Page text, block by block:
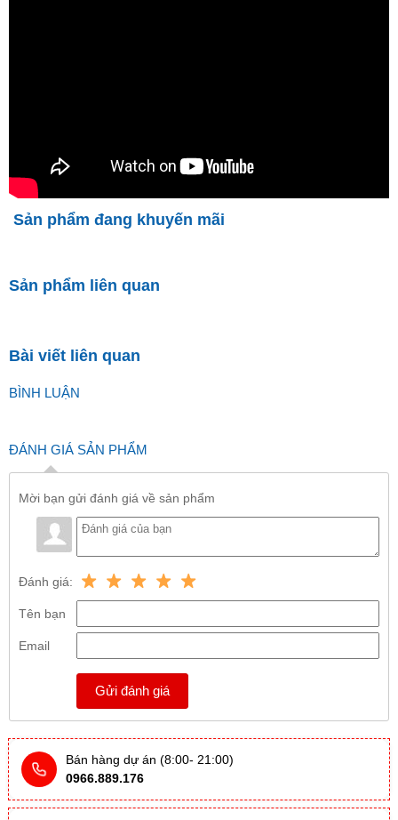
Sản phẩm đang khuyến mãi
Sản phẩm liên quan
Bài viết liên quan
BÌNH LUẬN
ĐÁNH GIÁ SẢN PHẨM
Mời bạn gửi đánh giá về sản phẩm
Đánh giá:
Tên bạn
Email
Gửi đánh giá
Bán hàng dự án (8:00- 21:00)
0966.889.176